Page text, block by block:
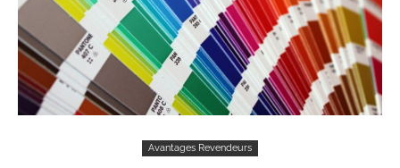
Avantages Revendeurs